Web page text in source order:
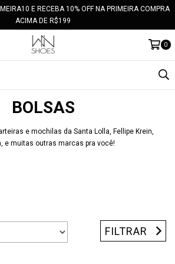
E RECEBA 10% OFF NA PRIMEIRA COMPRA
ACIMA DE R$199
0
BOLSAS
e mochilas da Santa Lolla, Fellipe Krein,
e muitas outras marcas pra você!
FILTRAR